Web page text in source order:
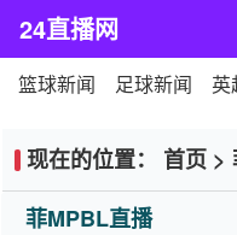
24直播网
篮球新闻 足球新闻 英
现在的位置： 首页 >
菲MPBL直播